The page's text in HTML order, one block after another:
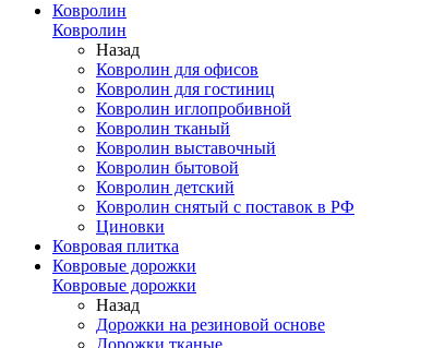
Ковролин
Ковролин
Назад
Ковролин для офисов
Ковролин для гостиниц
Ковролин иглопробивной
Ковролин тканый
Ковролин выставочный
Ковролин бытовой
Ковролин детский
Ковролин снятый с поставок в РФ
Циновки
Ковровая плитка
Ковровые дорожки
Ковровые дорожки
Назад
Дорожки на резиновой основе
Дорожки тканые